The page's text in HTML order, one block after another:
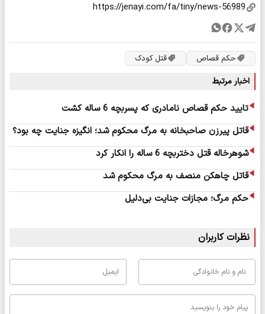
حکم قصاص قتل کودک
اخبار مرتبط
تایید حکم قصاص نامادری که پسربچه 6 ساله کشت
قاتل پیرزن صاحبخانه به مرگ محکوم شد؛ انگیزه جنایت چه بود؟
شوهرخاله قتل دختربچه 6 ساله را انکار کرد
قاتل چاهکن منصف به مرگ محکوم شد
حکم مرگ؛ مجازات جنایت بی‌دلیل
نظرات کاربران